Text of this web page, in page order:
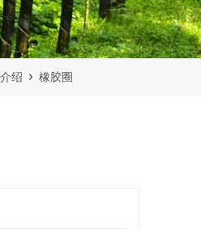
绍 橡胶圈